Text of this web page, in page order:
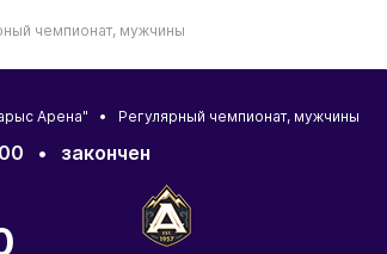
чемпионат, мужчины
Арена" • Регулярный чемпионат, мужчины
• закончен